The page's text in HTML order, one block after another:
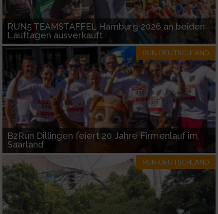
RUN5 TEAMSTAFFEL Hamburg 2026 an beiden
Lauftagen ausverkauft
RUN-DEUTSCHLAND
B2Run Dillingen feiert 20 Jahre Firmenlauf im
Saarland
RUN-DEUTSCHLAND